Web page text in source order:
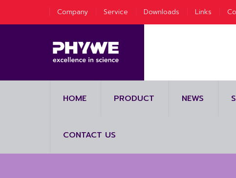
Company Service Downloads Links
HOME PRODUCT NEWS
CONTACT US